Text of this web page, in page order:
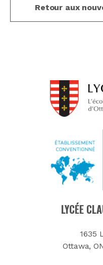
Retour aux
LYCÉE
1635
Ottawa,